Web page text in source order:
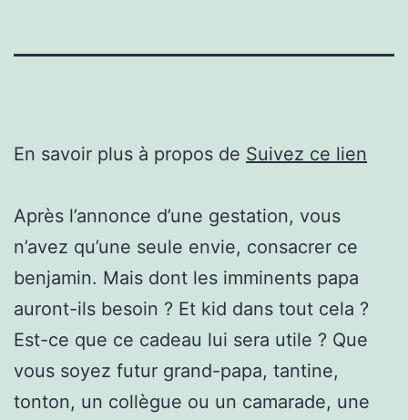
En savoir plus à propos de Suivez ce lien
Après l’annonce d’une gestation, vous
n’avez qu’une seule envie, consacrer ce
benjamin. Mais dont les imminents papa
auront-ils besoin ? Et kid dans tout cela ?
Est-ce que ce cadeau lui sera utile ? Que
vous soyez futur grand-papa, tantine,
tonton, un collègue ou un camarade, une